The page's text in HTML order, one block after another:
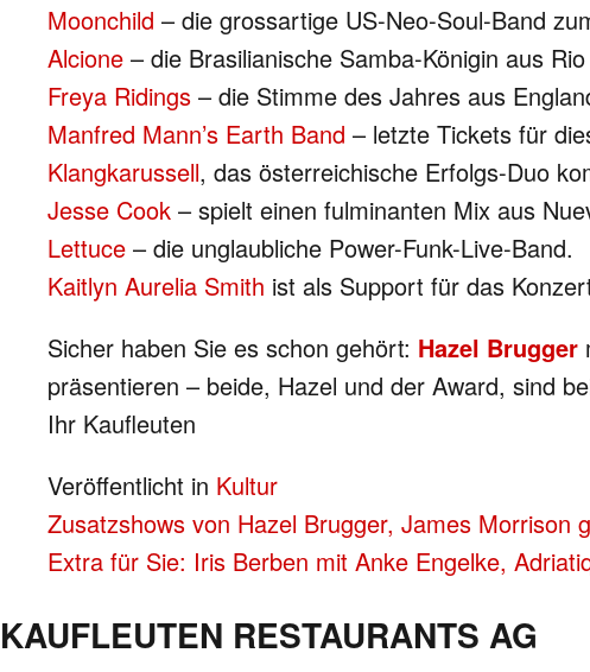
Moonchild – die grossartige US-Neo-Soul-Band
Alcione – die Brasilianische Samba-Königin aus
Freya Ridings – die Stimme des Jahres aus
Manfred Mann’s Earth Band – letzte Tickets für
Klangkarussell, das österreichische Erfolgs-Duo
Jesse Cook – spielt einen fulminanten Mix aus
Lettuce – die unglaubliche Power-Funk-Live-Band.
Kaitlyn Aurelia Smith ist als Support für das
Sicher haben Sie es schon gehört: Hazel Brugger
präsentieren – beide, Hazel und der Award, sind
Ihr Kaufleuten
Veröffentlicht in Kultur
BEITRAGS-
NAVIGATION
Zusatzshows von Hazel Brugger, James Morrison
Extra für Sie: Iris Berben mit Anke Engelke,
KAUFLEUTEN RESTAURANTS AG